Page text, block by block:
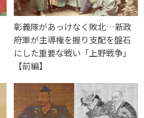
彰義隊があっけなく敗北…新政
府軍が主導権を握り支配を盤石
にした重要な戦い「上野戦争」
【前編】